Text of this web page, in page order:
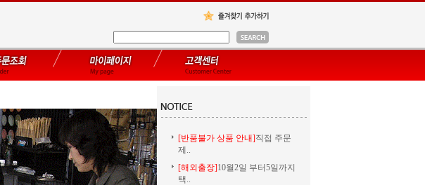
[반품불가 상품 안내]직접 주문
제..
[해외출장]10월2일 부터5일까지
택..